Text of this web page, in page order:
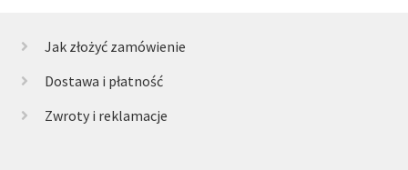
Jak złożyć zamówienie
Dostawa i płatność
Zwroty i reklamacje